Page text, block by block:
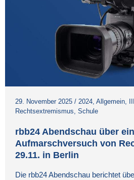
29. November 2025 / 2024, Allgemein,
Rechtsextremismus, Schule
rbb24 Abendschau über
Aufmarschversuch von
29.11. in Berlin
Die rbb24 Abendschau berichtet